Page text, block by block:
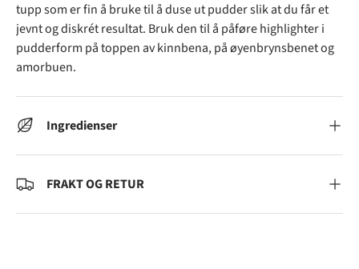
tupp som er fin å bruke til å duse ut pudder slik at du får et
jevnt og diskrét resultat. Bruk den til å påføre highlighter i
pudderform på toppen av kinnbena, på øyenbrynsbenet og
amorbuen.
Ingredienser
FRAKT OG RETUR